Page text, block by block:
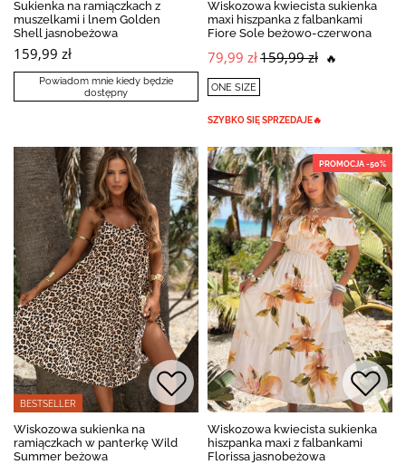
Sukienka na ramiączkach z
muszelkami i lnem Golden
Shell jasnobeżowa
159,99 zł
Powiadom mnie kiedy będzie
dostępny
Wiskozowa kwiecista sukienka
maxi hiszpanka z falbankami
Fiore Sole beżowo-czerwona
79,99 zł159,99 zł 🔥
ONE SIZE
SZYBKO SIĘ SPRZEDAJE🔥
BESTSELLER
Wiskozowa sukienka na
ramiączkach w panterkę Wild
Summer beżowa
PROMOCJA -50%
Wiskozowa kwiecista sukienka
hiszpanka maxi z falbankami
Florissa jasnobeżowa